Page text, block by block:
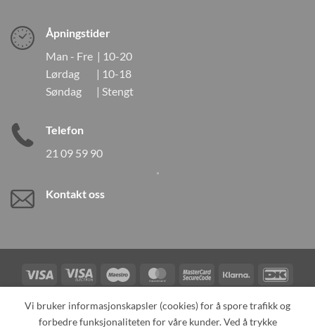
Åpningstider
Man - Fre | 10-20
Lørdag | 10-18
Søndag | Stengt
Telefon
21 09 59 90
Kontakt oss
Visa
Visa
Electron
Maestro MasterCardMasterCard
2
Klarna
Card
TILBAKEKALLINGER KONTAKT OSS OM OSS
Vi bruker informasjonskapsler (cookies) for å spore trafikk og
forbedre funksjonaliteten for våre kunder. Ved å trykke